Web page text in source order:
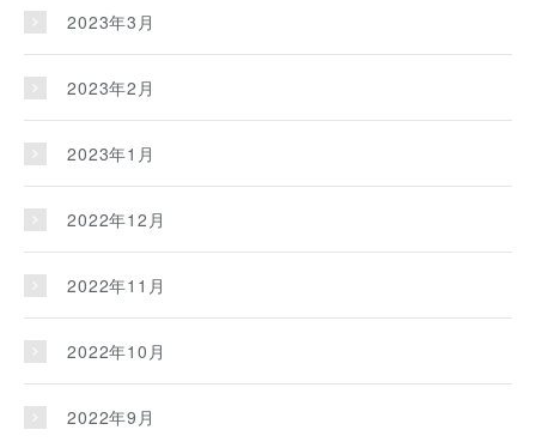
2023年3月
2023年2月
2023年1月
2022年12月
2022年11月
2022年10月
2022年9月